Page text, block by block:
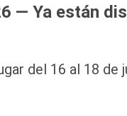
— Ya están
del 16 al 18 de